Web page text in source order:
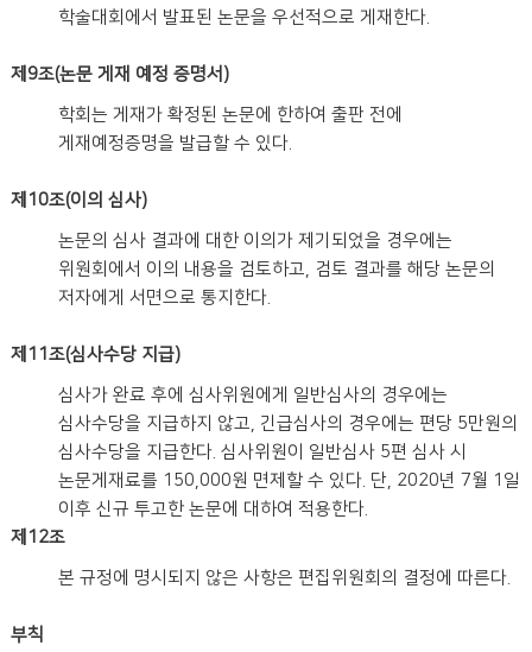
학술대회에서 발표된 논문을 우선적으로 게재한다.
제9조(논문 게재 예정 증명서)
학회는 게재가 확정된 논문에 한하여 출판 전에
게재예정증명을 발급할 수 있다.
제10조(이의 심사)
논문의 심사 결과에 대한 이의가 제기되었을 경우에는
위원회에서 이의 내용을 검토하고, 검토 결과를 해당 논문의
저자에게 서면으로 통지한다.
제11조(심사수당 지급)
심사가 완료 후에 심사위원에게 일반심사의 경우에는
심사수당을 지급하지 않고, 긴급심사의 경우에는 편당 5만원의
심사수당을 지급한다. 심사위원이 일반심사 5편 심사 시
논문게재료를 150,000원 면제할 수 있다. 단, 2020년 7월 1일
이후 신규 투고한 논문에 대하여 적용한다.
제12조
본 규정에 명시되지 않은 사항은 편집위원회의 결정에 따른다.
부칙